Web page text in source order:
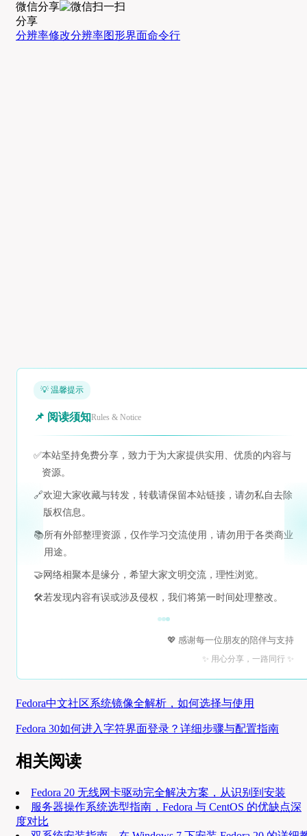
微信分享
分享
分辨率修改分辨率图形界面命令行
💡 温馨提示
📌 阅读须知Rules & Notice
✅本站坚持免费分享，致力于为大家提供实用、优质的内容与
资源。
🔗欢迎大家收藏与转发，转载请保留本站链接，请勿私自去除
版权信息。
📚所有外部整理资源，仅作学习交流使用，请勿用于各类商业
用途。
🤝 网络相聚本是缘分，希望大家文明交流，理性浏览。
🛠️若发现内容有误或涉及侵权，我们将第一时间处理整改。
💖 感谢每一位朋友的陪伴与支持
✨ 用心分享，一路同行 ✨
Fedora中文社区系统镜像全解析，如何选择与使用
Fedora 30如何进入字符界面登录？详细步骤与配置指南
相关阅读
Fedora 20 无线网卡驱动完全解决方案，从识别到安装
服务器操作系统选型指南，Fedora 与 CentOS 的优缺点深
度对比